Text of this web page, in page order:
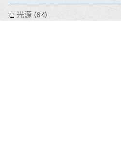
光源 (64)